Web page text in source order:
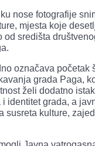
nose fotografije
mjesta koje
od središta
označava početak
grada Paga,
želi dodatno
identitet grada, a
susreta kulture,